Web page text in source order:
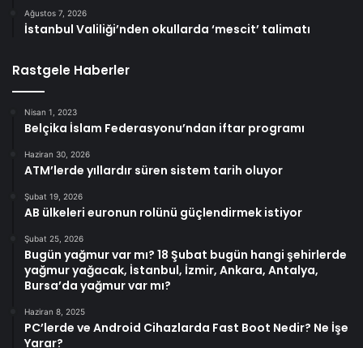
Ağustos 7, 2026
İstanbul Valiliği’nden okullarda ‘mescit’ talimatı
Rastgele Haberler
Nisan 1, 2023
Belçika İslam Federasyonu’ndan iftar programı
Haziran 30, 2026
ATM’lerde yıllardır süren sistem tarih oluyor
Şubat 19, 2026
AB ülkeleri euronun rolünü güçlendirmek istiyor
Şubat 25, 2026
Bugün yağmur var mı? 18 Şubat bugün hangi şehirlerde
yağmur yağacak, İstanbul, İzmir, Ankara, Antalya,
Bursa’da yağmur var mı?
Haziran 8, 2025
PC’lerde ve Android Cihazlarda Fast Boot Nedir? Ne İşe
Yarar?